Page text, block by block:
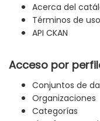
Acerca del
Términos de uso
API CKAN
Acceso por
Conjuntos de
Organizaciones
Categorías